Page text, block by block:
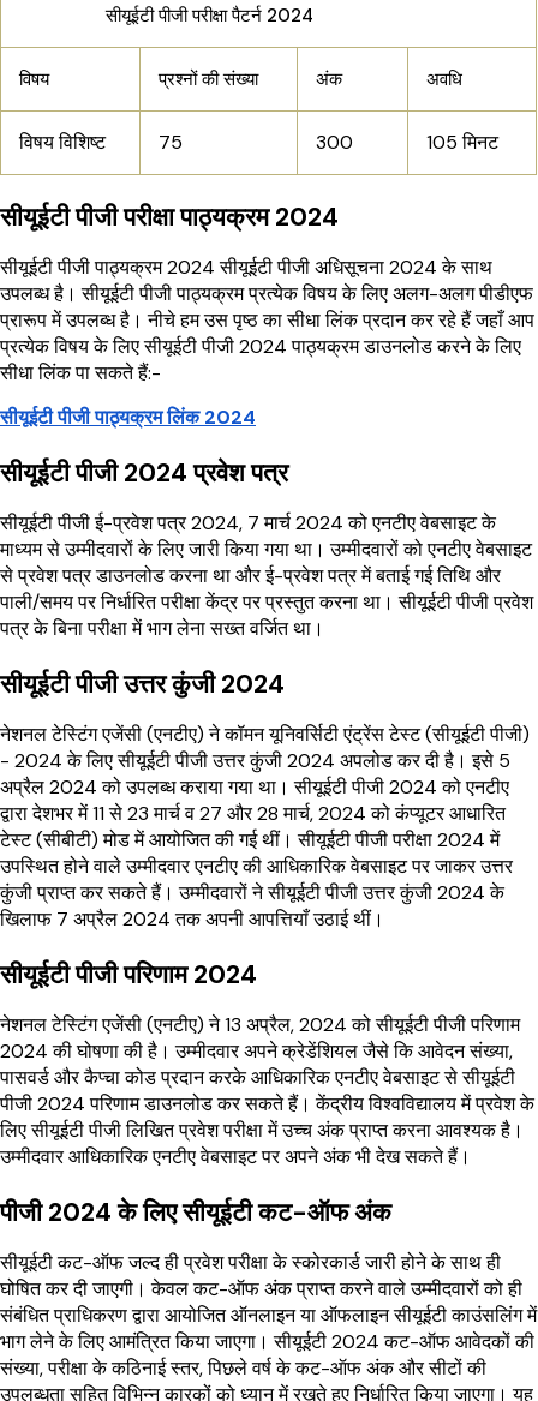
सीयूईटी पीजी परीक्षा पैटर्न 2024
विषय प्रश्नों की संख्या अंक अवधि
विषय विशिष्ट 75 300 105 मिनट
सीयूईटी पीजी परीक्षा पाठ्यक्रम 2024
सीयूईटी पीजी पाठ्यक्रम 2024 सीयूईटी पीजी अधिसूचना 2024 के साथ
उपलब्ध है। सीयूईटी पीजी पाठ्यक्रम प्रत्येक विषय के लिए अलग-अलग पीडीएफ
प्रारूप में उपलब्ध है। नीचे हम उस पृष्ठ का सीधा लिंक प्रदान कर रहे हैं जहाँ आप
प्रत्येक विषय के लिए सीयूईटी पीजी 2024 पाठ्यक्रम डाउनलोड करने के लिए
सीधा लिंक पा सकते हैं:-
सीयूईटी पीजी पाठ्यक्रम लिंक 2024
सीयूईटी पीजी 2024 प्रवेश पत्र
सीयूईटी पीजी ई-प्रवेश पत्र 2024, 7 मार्च 2024 को एनटीए वेबसाइट के
माध्यम से उम्मीदवारों के लिए जारी किया गया था। उम्मीदवारों को एनटीए वेबसाइट
से प्रवेश पत्र डाउनलोड करना था और ई-प्रवेश पत्र में बताई गई तिथि और
पाली/समय पर निर्धारित परीक्षा केंद्र पर प्रस्तुत करना था। सीयूईटी पीजी प्रवेश
पत्र के बिना परीक्षा में भाग लेना सख्त वर्जित था।
सीयूईटी पीजी उत्तर कुंजी 2024
नेशनल टेस्टिंग एजेंसी (एनटीए) ने कॉमन यूनिवर्सिटी एंट्रेंस टेस्ट (सीयूईटी पीजी)
- 2024 के लिए सीयूईटी पीजी उत्तर कुंजी 2024 अपलोड कर दी है। इसे 5
अप्रैल 2024 को उपलब्ध कराया गया था। सीयूईटी पीजी 2024 को एनटीए
द्वारा देशभर में 11 से 23 मार्च व 27 और 28 मार्च, 2024 को कंप्यूटर आधारित
टेस्ट (सीबीटी) मोड में आयोजित की गई थीं। सीयूईटी पीजी परीक्षा 2024 में
उपस्थित होने वाले उम्मीदवार एनटीए की आधिकारिक वेबसाइट पर जाकर उत्तर
कुंजी प्राप्त कर सकते हैं। उम्मीदवारों ने सीयूईटी पीजी उत्तर कुंजी 2024 के
खिलाफ 7 अप्रैल 2024 तक अपनी आपत्तियाँ उठाई थीं।
सीयूईटी पीजी परिणाम 2024
नेशनल टेस्टिंग एजेंसी (एनटीए) ने 13 अप्रैल, 2024 को सीयूईटी पीजी परिणाम
2024 की घोषणा की है। उम्मीदवार अपने क्रेडेंशियल जैसे कि आवेदन संख्या,
पासवर्ड और कैप्चा कोड प्रदान करके आधिकारिक एनटीए वेबसाइट से सीयूईटी
पीजी 2024 परिणाम डाउनलोड कर सकते हैं। केंद्रीय विश्वविद्यालय में प्रवेश के
लिए सीयूईटी पीजी लिखित प्रवेश परीक्षा में उच्च अंक प्राप्त करना आवश्यक है।
उम्मीदवार आधिकारिक एनटीए वेबसाइट पर अपने अंक भी देख सकते हैं।
पीजी 2024 के लिए सीयूईटी कट-ऑफ अंक
सीयूईटी कट-ऑफ जल्द ही प्रवेश परीक्षा के स्कोरकार्ड जारी होने के साथ ही
घोषित कर दी जाएगी। केवल कट-ऑफ अंक प्राप्त करने वाले उम्मीदवारों को ही
संबंधित प्राधिकरण द्वारा आयोजित ऑनलाइन या ऑफलाइन सीयूईटी काउंसलिंग में
भाग लेने के लिए आमंत्रित किया जाएगा। सीयूईटी 2024 कट-ऑफ आवेदकों की
संख्या, परीक्षा के कठिनाई स्तर, पिछले वर्ष के कट-ऑफ अंक और सीटों की
उपलब्धता सहित विभिन्न कारकों को ध्यान में रखते हुए निर्धारित किया जाएगा। यह